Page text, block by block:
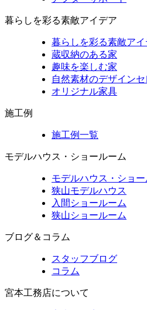
暮らしを彩る素敵アイデア
暮らしを彩る素敵アイ
蔵収納のある家
趣味を楽しむ家
自然素材のデザインセ
オリジナル家具
施工例
施工例一覧
モデルハウス・ショールーム
モデルハウス・ショ
狭山モデルハウス
入間ショールーム
狭山ショールーム
ブログ＆コラム
スタッフブログ
コラム
宮本工務店について